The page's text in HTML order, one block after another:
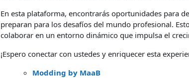
En esta plataforma, encontrarás oportunidades para
preparan para los desafíos del mundo profesional.
colaborar en un entorno dinámico que impulsa el
¡Espero conectar con ustedes y enriquecer esta
Modding by MaaB